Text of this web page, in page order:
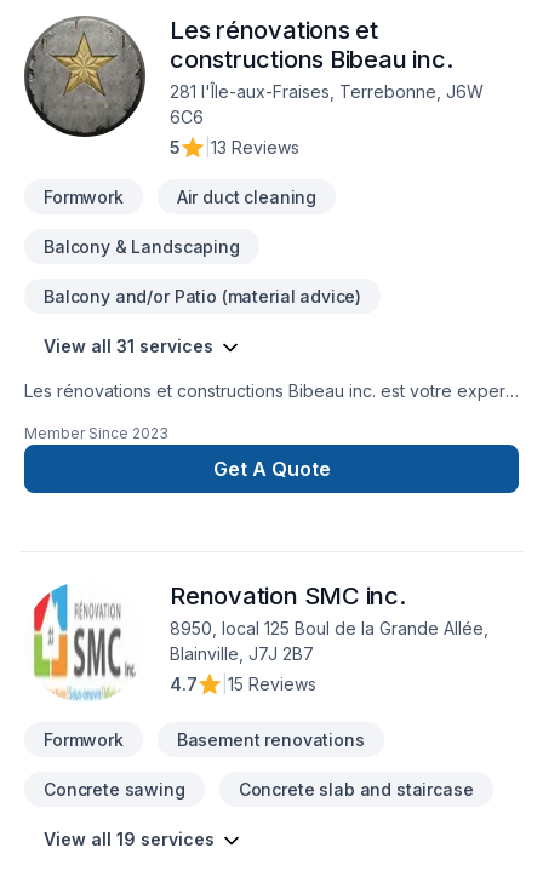
CONSTRUCTION ,FOSSÉ,DÉMOLITION PISCINE CREUSER ET
MAISON,.TERRASSEMENT ,PAVÉ UNI,
Les rénovations et
constructions Bibeau inc.
281 l'Île-aux-Fraises, Terrebonne, J6W
6C6
5
13 Reviews
Formwork Air duct cleaning
Balcony & Landscaping
Balcony and/or Patio (material advice)
View all 31 services
Les rénovations et constructions Bibeau inc. est votre expert
Drain français, Entretien commercial, Entretien ménager,
Excavation, Fissures, Fondations, Maçonnerie, Margelle,
Plancher, Salle de bain, Sous-sol dans les secteurs de Centre
privilégions la transparence, l'écoute et l'efficacité pour bâtir
des relations de confiance avec nos clients. Transformons
ensemble vos idées en réalité. Contactez-nous dès
maintenant.
Member Since 2023
Get A Quote
Renovation SMC inc.
8950, local 125 Boul de la Grande Allée,
Blainville, J7J 2B7
4.7
15 Reviews
Formwork Basement renovations
Concrete sawing Concrete slab and staircase
View all 19 services